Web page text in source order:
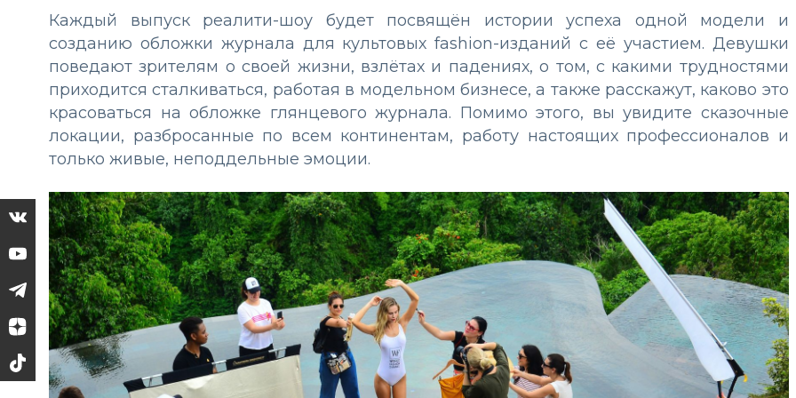
Каждый выпуск реалити-шоу будет посвящён истории успеха одной модели и
созданию обложки журнала для культовых fashion-изданий с её участием. Девушки
поведают зрителям о своей жизни, взлётах и падениях, о том, с какими трудностями
приходится сталкиваться, работая в модельном бизнесе, а также расскажут, каково это
красоваться на обложке глянцевого журнала. Помимо этого, вы увидите сказочные
локации, разбросанные по всем континентам, работу настоящих профессионалов и
только живые, неподдельные эмоции.